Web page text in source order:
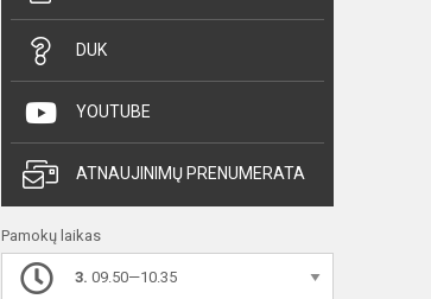
DUK
YOUTUBE
ATNAUJINIMŲ PRENUMERATA
Pamokų laikas
3. 09.50—10.35